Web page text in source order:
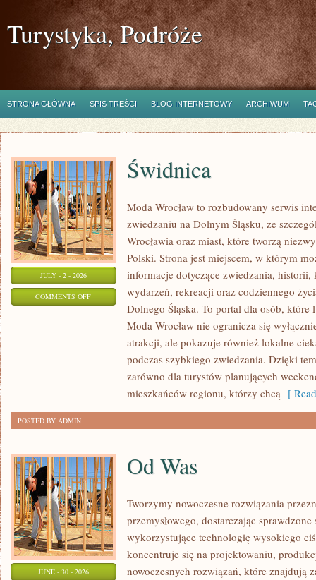
Turystyka, Podróże
STRONA GŁÓWNA SPIS TREŚCI BLOG INTERNETOWY ARCHIWUM
JULY - 2 - 2026
COMMENTS OFFON
Świdnica
Moda Wrocław to rozbudowany serwis
zwiedzaniu na Dolnym Śląsku, ze
Wrocławia oraz miast, które tworzą
Polski. Strona jest miejscem, w którym
informacje dotyczące zwiedzania,
wydarzeń, rekreacji oraz codziennego
Dolnego Śląska. To portal dla osób, które
Moda Wrocław nie ogranicza się
atrakcji, ale pokazuje również lokalne
podczas szybkiego zwiedzania. Dzięki
zarówno dla turystów planujących
mieszkańców regionu, którzy chcą [
POSTED BY ADMIN
JUNE - 30 - 2026
Od Was
Tworzymy nowoczesne rozwiązania
przemysłowego, dostarczając
wykorzystujące technologię wysokiego
koncentruje się na projektowaniu,
nowoczesnych rozwiązań, które znajdują